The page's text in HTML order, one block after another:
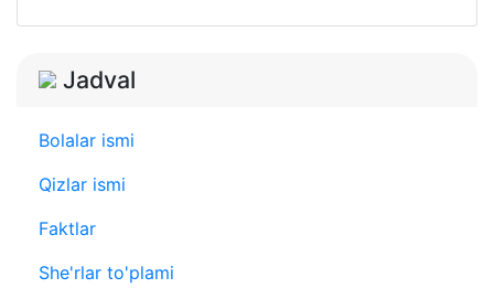
Jadval
Bolalar ismi
Qizlar ismi
Faktlar
She'rlar to'plami